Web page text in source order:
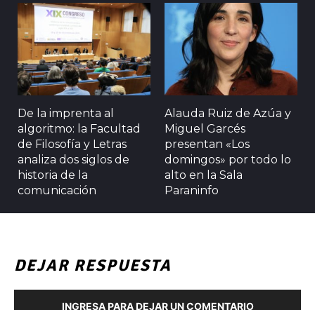
De la imprenta al
algoritmo: la Facultad
de Filosofía y Letras
analiza dos siglos de
historia de la
comunicación
Alauda Ruiz de Azúa y
Miguel Garcés
presentan «Los
domingos» por todo lo
alto en la Sala
Paraninfo
DEJAR RESPUESTA
INGRESA PARA DEJAR UN COMENTARIO